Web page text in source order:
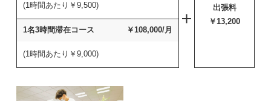
(1時間あたり￥9,500)
1名3時間滞在コース ￥108,000/月
(1時間あたり￥9,000)
出張料
￥13,200